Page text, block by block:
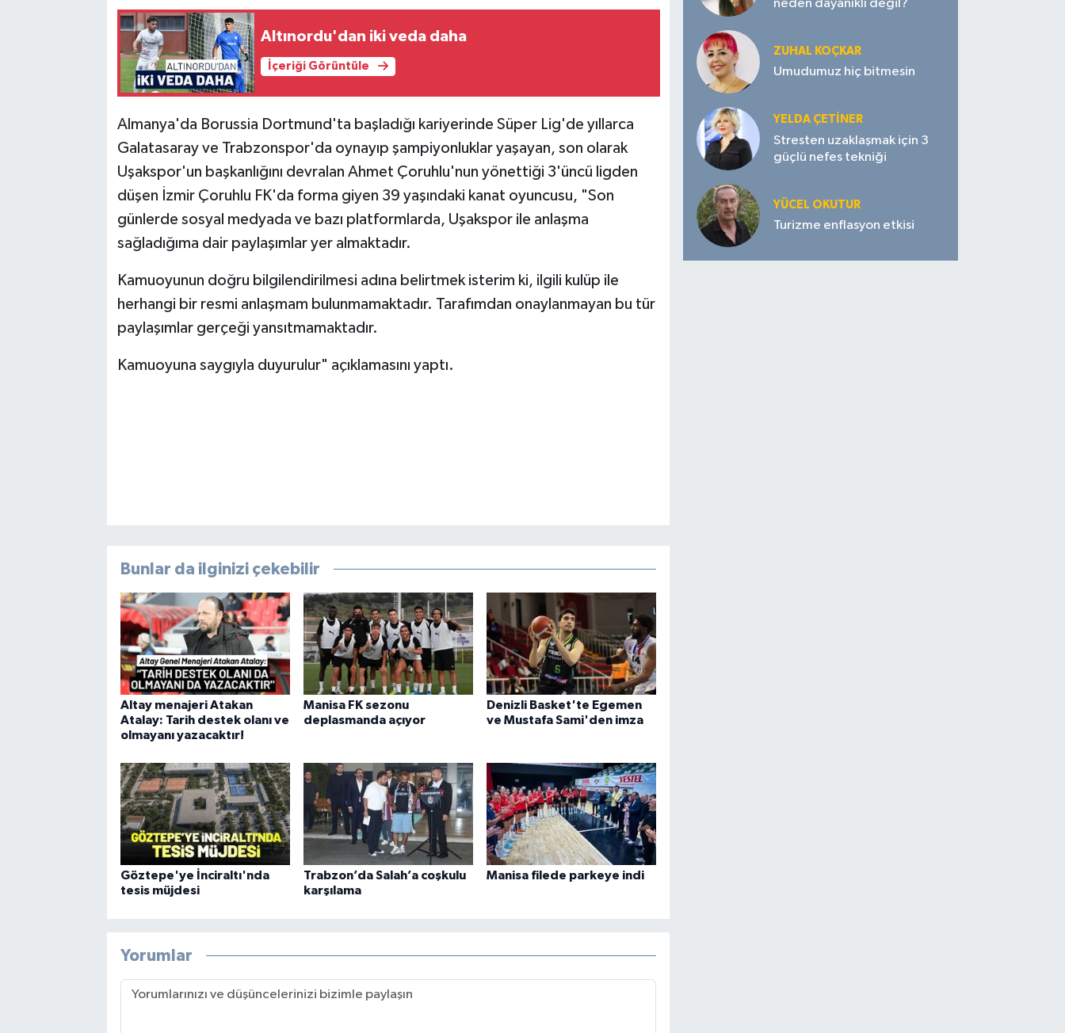
Altınordu'dan iki veda daha
İçeriği Görüntüle
Almanya'da Borussia Dortmund'ta başladığı kariyerinde Süper Lig'de yıllarca
Galatasaray ve Trabzonspor'da oynayıp şampiyonluklar yaşayan, son olarak
Uşakspor'un başkanlığını devralan Ahmet Çoruhlu'nun yönettiği 3'üncü ligden
düşen İzmir Çoruhlu FK'da forma giyen 39 yaşındaki kanat oyuncusu, "Son
günlerde sosyal medyada ve bazı platformlarda, Uşakspor ile anlaşma
sağladığıma dair paylaşımlar yer almaktadır.
Kamuoyunun doğru bilgilendirilmesi adına belirtmek isterim ki, ilgili kulüp ile
herhangi bir resmi anlaşmam bulunmamaktadır. Tarafımdan onaylanmayan bu tür
paylaşımlar gerçeği yansıtmamaktadır.
Kamuoyuna saygıyla duyurulur" açıklamasını yaptı.
Bunlar da ilginizi çekebilir
Altay menajeri Atakan
Atalay: Tarih destek olanı ve
olmayanı yazacaktır!
Manisa FK sezonu
deplasmanda açıyor
Denizli Basket'te Egemen
ve Mustafa Sami'den imza
Göztepe'ye İnciraltı'nda
tesis müjdesi
Trabzon’da Salah’a coşkulu
karşılama
Manisa filede parkeye indi
Yorumlar
neden dayanıklı değil?
ZUHAL KOÇKAR
Umudumuz hiç bitmesin
YELDA ÇETİNER
Stresten uzaklaşmak için 3
güçlü nefes tekniği
YÜCEL OKUTUR
Turizme enflasyon etkisi